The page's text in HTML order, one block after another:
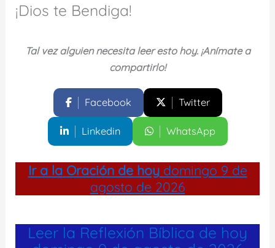
¡Dios te Bendiga!
Tal vez alguien necesita leer esto hoy. ¡Anímate a
compartirlo!
Facebook Twitter
Linkedin WhatsApp
Ir a la Oración de hoydomingo 9 de
agosto de 2026
Leer la Reflexión Bíblica de hoy